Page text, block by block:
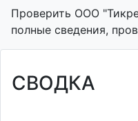
Проверить ООО
полные сведения,
СВОДКА